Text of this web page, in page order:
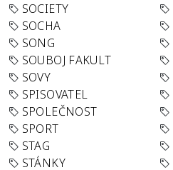
SOCIETY
SOCHA
SONG
SOUBOJ FAKULT
SOVY
SPISOVATEL
SPOLEČNOST
SPORT
STAG
STÁNKY